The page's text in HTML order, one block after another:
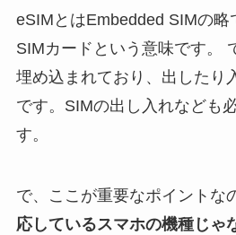
eSIMとはEmbedded SIMの略
SIMカードという意味です。
埋め込まれており、出したり
です。SIMの出し入れなども
す。
で、ここが重要なポイントな
応しているスマホの機種じゃ